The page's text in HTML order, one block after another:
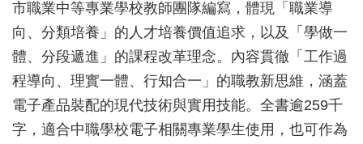
市職業中等專業學校教師團隊編寫，體現「職業導
向、分類培養」的人才培養價值追求，以及「學做一
體、分段遞進」的課程改革理念。內容貫徹「工作過
程導向、理實一體、行知合一」的職教新思維，涵蓋
電子產品裝配的現代技術與實用技能。全書逾259千
字，適合中職學校電子相關專業學生使用，也可作為